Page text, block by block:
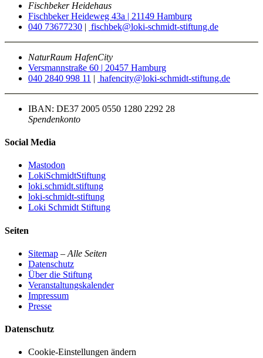
Fischbeker Heidehaus
Fischbeker Heideweg 43a | 21149 Hamburg
040 73677230 | fischbek@loki-schmidt-stiftung.de
NaturRaum HafenCity
Versmannstraße 60 | 20457 Hamburg
040 2840 998 11 | hafencity@loki-schmidt-stiftung.de
IBAN: DE37 2005 0550 1280 2292 28
Spendenkonto
Social Media
Mastodon
LokiSchmidtStiftung
loki.schmidt.stiftung
loki-schmidt-stiftung
Loki Schmidt Stiftung
Seiten
Sitemap – Alle Seiten
Datenschutz
Über die Stiftung
Veranstaltungskalender
Impressum
Presse
Datenschutz
Cookie-Einstellungen ändern